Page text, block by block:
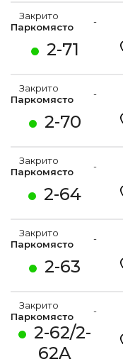
2-71
Закрито
Паркомясто
-
2-70
Закрито
Паркомясто
-
2-64
Закрито
Паркомясто
-
2-63
Закрито
Паркомясто
-
2-62/2-
62A
Закрито
Паркомясто
-